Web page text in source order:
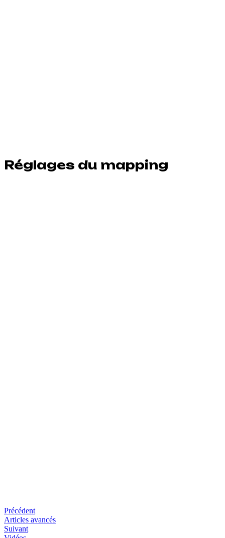
Réglages du mapping
Précédent
Articles avancés
Suivant